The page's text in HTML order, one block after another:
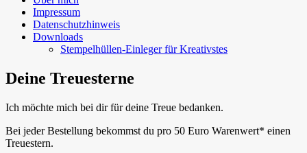
Impressum
Datenschutzhinweis
Downloads
Stempelhüllen-Einleger für Kreativstes
Deine Treuesterne
Ich möchte mich bei dir für deine Treue bedanken.
Bei jeder Bestellung bekommst du pro 50 Euro Warenwert* einen
Treuestern.